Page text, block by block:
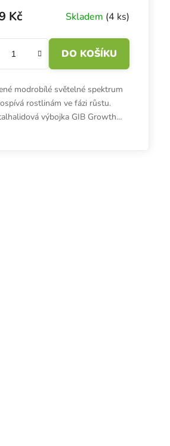
Skladem (4 ks)
Kč
DO KOŠÍKU
modrobílé světelné spektrum
rostlinám ve fázi růstu.
výbojka GIB Growth